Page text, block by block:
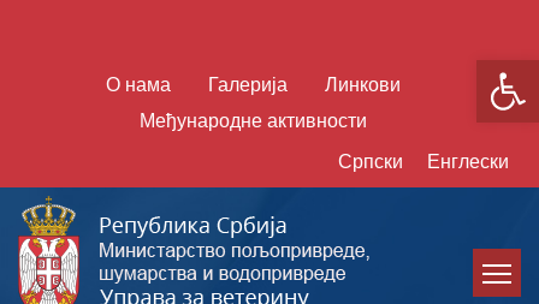
О нама Галерија
Линкови
Међународне активности
Српски
Енглески